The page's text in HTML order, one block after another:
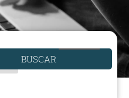
BUSCAR